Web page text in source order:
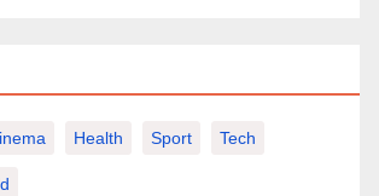
Health Sport Tech